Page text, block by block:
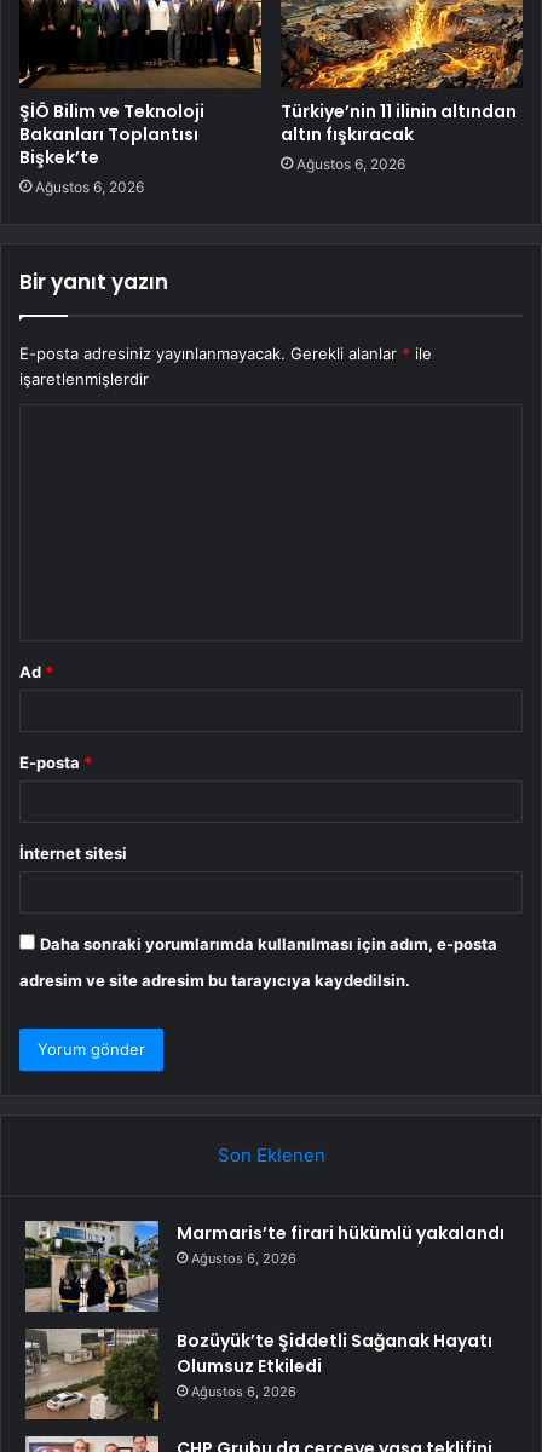
ŞİÖ Bilim ve Teknoloji
Bakanları Toplantısı
Bişkek’te
Ağustos 6, 2026
Türkiye’nin 11 ilinin altından
altın fışkıracak
Ağustos 6, 2026
Bir yanıt yazın
E-posta adresiniz yayınlanmayacak. Gerekli alanlar * ile
işaretlenmişlerdir
Ad *
E-posta *
İnternet sitesi
Daha sonraki yorumlarımda kullanılması için adım, e-posta
adresim ve site adresim bu tarayıcıya kaydedilsin.
Son Eklenen
Marmaris’te firari hükümlü yakalandı
Ağustos 6, 2026
Bozüyük’te Şiddetli Sağanak Hayatı
Olumsuz Etkiledi
Ağustos 6, 2026